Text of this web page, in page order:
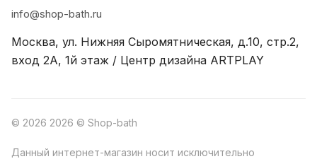
info@shop-bath.ru
Москва, ул. Нижняя Сыромятническая, д.10, стр.2,
вход 2A, 1й этаж / Центр дизайна ARTPLAY
© 2026 2026 © Shop-bath
Данный интернет-магазин носит исключительно